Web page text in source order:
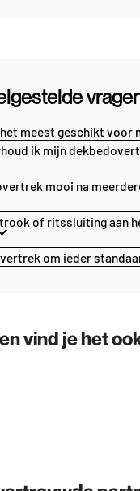
meest geschikt voor
ik mijn
mooi na
of ritssluiting aan
om ieder
vind je het